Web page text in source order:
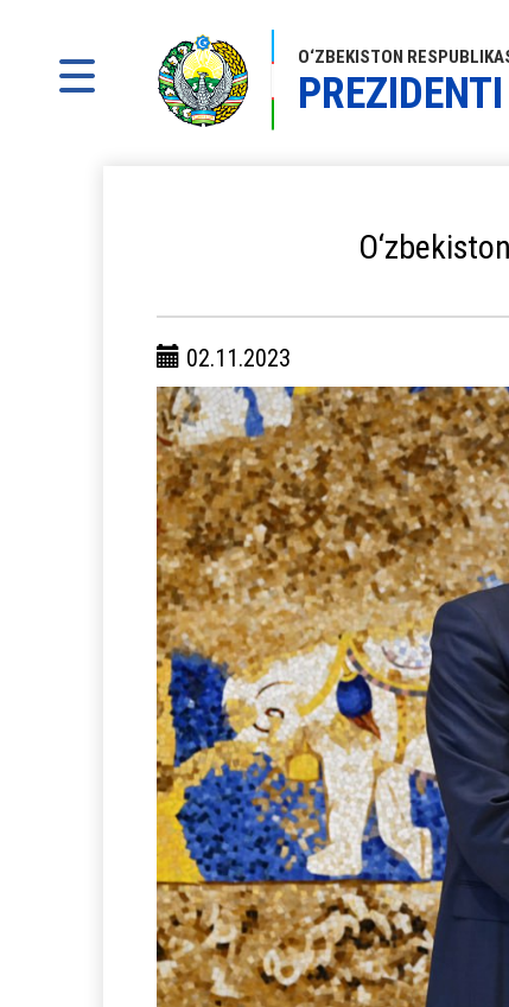
O‘ZBEKISTON
PREZIDENTI
02.11.2023